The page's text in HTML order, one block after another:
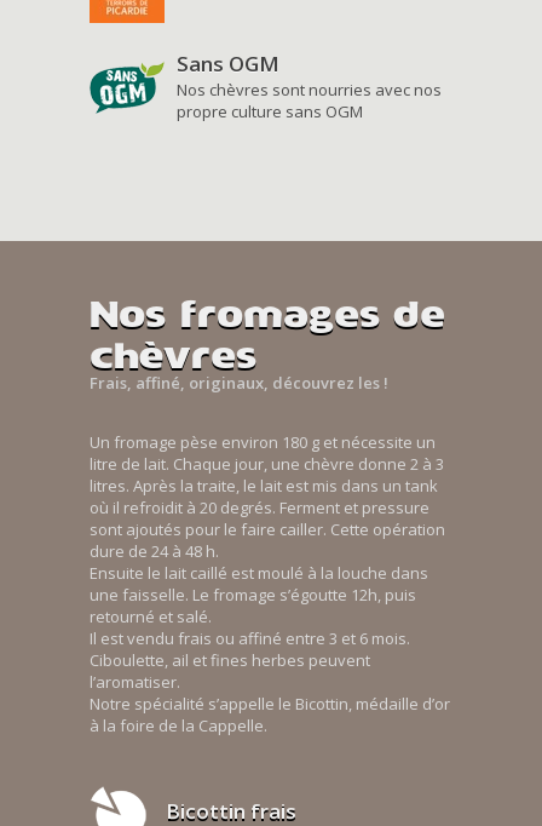
Sans OGM
Nos chèvres sont nourries avec nos
propre culture sans OGM
Nos fromages de
chèvres
Frais, affiné, originaux, découvrez les !
Un fromage pèse environ 180 g et nécessite un
litre de lait. Chaque jour, une chèvre donne 2 à 3
litres. Après la traite, le lait est mis dans un tank
où il refroidit à 20 degrés. Ferment et pressure
sont ajoutés pour le faire cailler. Cette opération
dure de 24 à 48 h.
Ensuite le lait caillé est moulé à la louche dans
une faisselle. Le fromage s’égoutte 12h, puis
retourné et salé.
Il est vendu frais ou affiné entre 3 et 6 mois.
Ciboulette, ail et fines herbes peuvent
l’aromatiser.
Notre spécialité s’appelle le Bicottin, médaille d’or
à la foire de la Cappelle.
Bicottin frais